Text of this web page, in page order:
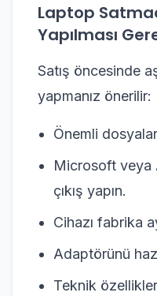
Laptop
Yapılması
Satış öncesinde
yapmanız önerilir:
Önemli
Microsoft veya
çıkış yapın.
Cihazı fabrika
Adaptörünü
Teknik